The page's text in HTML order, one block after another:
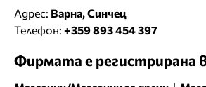
Адрес: Варна, Синчец
Телефон: +359 893 454 397
Фирмата е регистрирана